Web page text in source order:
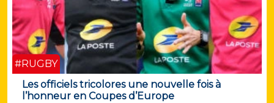
#RUGBY
Les officiels tricolores une nouvelle fois à
l’honneur en Coupes d’Europe